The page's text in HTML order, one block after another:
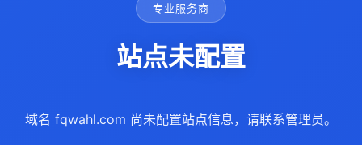
专业服务商
站点未配置
域名 fqwahl.com 尚未配置站点信息，请联系管理员。